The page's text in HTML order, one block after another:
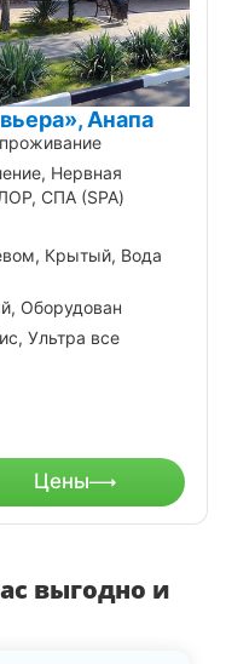
Анапа
Нервная
СПА (SPA)
Крытый, Вода
Оборудован
Ультра все
Цены
выгодно и